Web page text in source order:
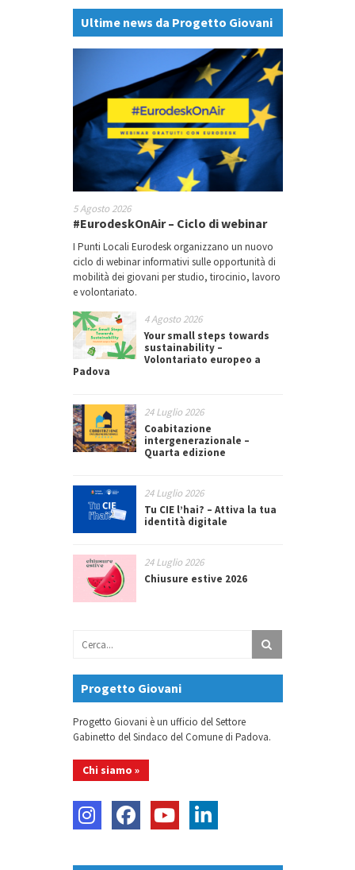
Ultime news da Progetto Giovani
5 Agosto 2026
#EurodeskOnAir – Ciclo di webinar
I Punti Locali Eurodesk organizzano un nuovo
ciclo di webinar informativi sulle opportunità di
mobilità dei giovani per studio, tirocinio, lavoro
e volontariato.
4 Agosto 2026
Your small steps towards
sustainability –
Volontariato europeo a
Padova
24 Luglio 2026
Coabitazione
intergenerazionale –
Quarta edizione
24 Luglio 2026
Tu CIE l’hai? – Attiva la tua
identità digitale
24 Luglio 2026
Chiusure estive 2026
Progetto Giovani
Progetto Giovani è un ufficio del Settore
Gabinetto del Sindaco del Comune di Padova.
Chi siamo »